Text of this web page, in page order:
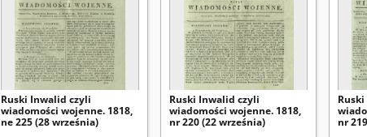
Ruski Inwalid czyli
wiadomości wojenne. 1818,
ne 225 (28 września)
Ruski Inwalid czyli
wiadomości wojenne. 1818,
nr 220 (22 września)
nr